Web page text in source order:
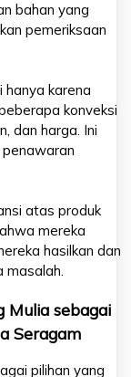
bahan yang
pemeriksaan
hanya karena
konveksi
dan harga. Ini
atas produk
mereka
hasilkan dan
masalah.
Mulia sebagai
Seragam
pilihan yang